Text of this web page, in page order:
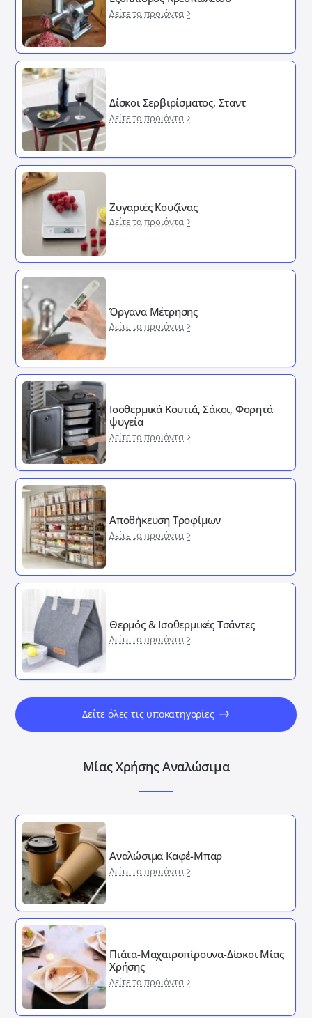
Δείτε τα προιόντα
Δίσκοι Σερβιρίσματος, Σταντ
Δείτε τα προιόντα
Ζυγαριές Κουζίνας
Δείτε τα προιόντα
Όργανα Μέτρησης
Δείτε τα προιόντα
Ισοθερμικά Κουτιά, Σάκοι, Φορητά
ψυγεία
Δείτε τα προιόντα
Αποθήκευση Τροφίμων
Δείτε τα προιόντα
Θερμός & Ισοθερμικές Τσάντες
Δείτε τα προιόντα
Δείτε όλες τις υποκατηγορίες
Μίας Χρήσης Αναλώσιμα
Αναλώσιμα Καφέ-Μπαρ
Δείτε τα προιόντα
Πιάτα-Μαχαιροπίρουνα-Δίσκοι Μίας
Χρήσης
Δείτε τα προιόντα